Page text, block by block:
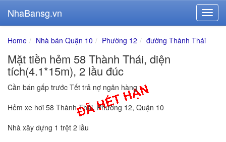
NhaBansg.vn
Home Nhà bán Quận 10 Phường 12 đường Thành Thái
Mặt tiền hẻm 58 Thành Thái, diện
tích(4.1*15m), 2 lầu đúc
Cần bán gấp trước Tết trả nợ ngân hàng
Hẻm xe hơi 58 Thành Thái, Phường 12, Quận 10
Nhà xây dựng 1 trệt 2 lầu